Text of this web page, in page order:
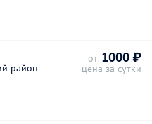
район
от 1000 ₽
цена за сутки